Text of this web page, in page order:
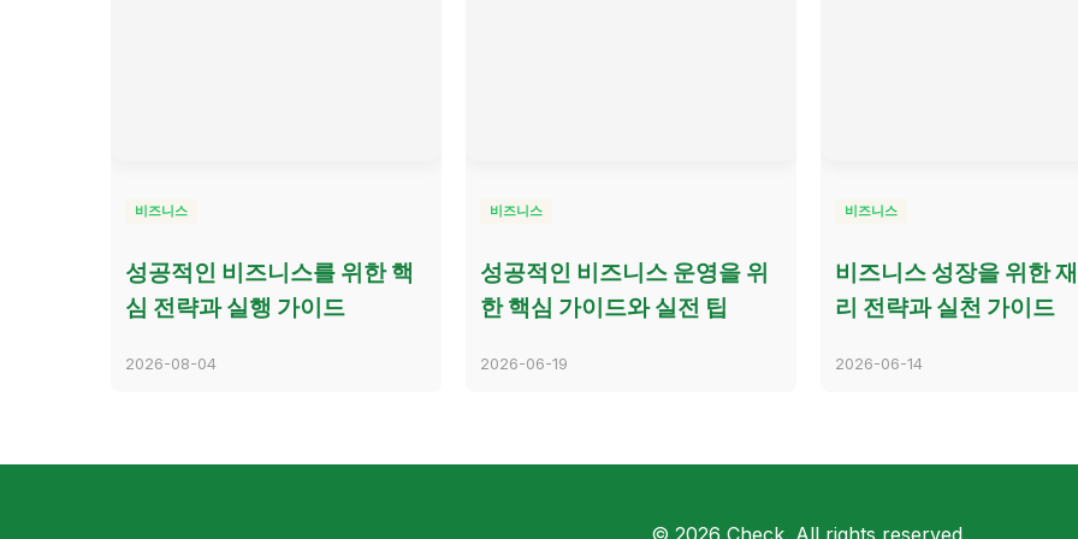
비즈니스
성공적인 비즈니스를 위한 핵
심 전략과 실행 가이드
2026-08-04
비즈니스
성공적인 비즈니스 운영을 위
한 핵심 가이드와 실전 팁
2026-06-19
비즈니스
비즈니스 성장을 위한
리 전략과 실천 가이드
2026-06-14